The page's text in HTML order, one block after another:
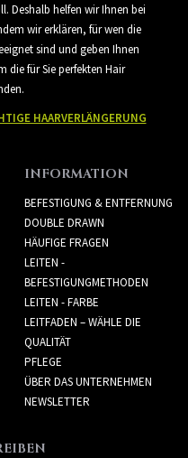
Deshalb helfen wir Ihnen bei
wir erklären, für wen die
sind und geben Ihnen
die für Sie perfekten Hair
HAARVERLÄNGERUNG
INFORMATION
BEFESTIGUNG & ENTFERNUNG
DOUBLE DRAWN
HÄUFIGE FRAGEN
LEITEN -
BEFESTIGUNGMETHODEN
LEITEN - FARBE
LEITFADEN – WÄHLE DIE
QUALITÄT
PFLEGE
ÜBER DAS UNTERNEHMEN
NEWSLETTER